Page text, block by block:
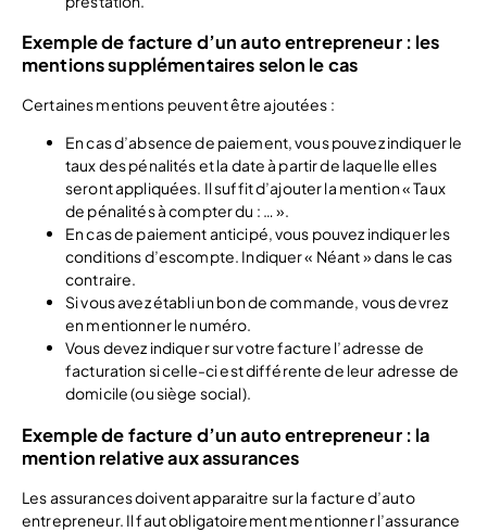
Exemple de facture d’un auto entrepreneur : les
mentions supplémentaires selon le cas
Certaines mentions peuvent être ajoutées :
En cas d’absence de paiement, vous pouvez indiquer le
taux des pénalités et la date à partir de laquelle elles
seront appliquées. Il suffit d’ajouter la mention « Taux
de pénalités à compter du : … ».
En cas de paiement anticipé, vous pouvez indiquer les
conditions d’escompte. Indiquer « Néant » dans le cas
contraire.
Si vous avez établi un bon de commande, vous devrez
en mentionner le numéro.
Vous devez indiquer sur votre facture l’adresse de
facturation si celle-ci est différente de leur adresse de
domicile (ou siège social).
Exemple de facture d’un auto entrepreneur : la
mention relative aux assurances
Les assurances doivent apparaitre sur la facture d’auto
entrepreneur. Il faut obligatoirement mentionner l’assurance